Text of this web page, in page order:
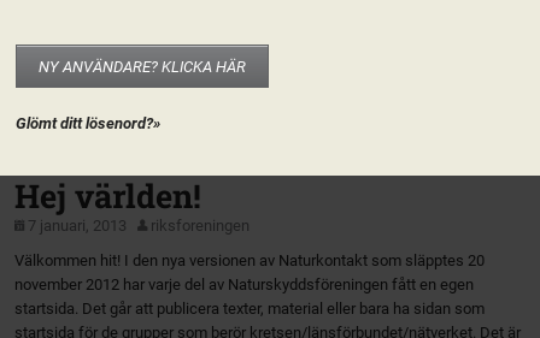
utbyta idéer och ta vara på varandras kunskap, stärka vi-känslan och
inspirera till samarbeten som gör det lättare – och roligare – att vara aktiv i
Naturskyddsföreningen? Det är vad som kommer hända när Kronobergs
länsförbund bjuder in till en regional ledarskapsträff 1-2 februari […]
Hej världen!
7 januari, 2013
riksforeningen
Välkommen hit! I den nya versionen av Naturkontakt som släpptes 20
november 2012 har varje del av Naturskyddsföreningen fått en egen
startsida. Det går att publicera texter, material eller bara ha sidan som
startsida för de grupper som berör kretsen/länsförbundet/nätverket. Det är
NY ANVÄNDARE? KLICKA HÄR
Glömt ditt lösenord?»